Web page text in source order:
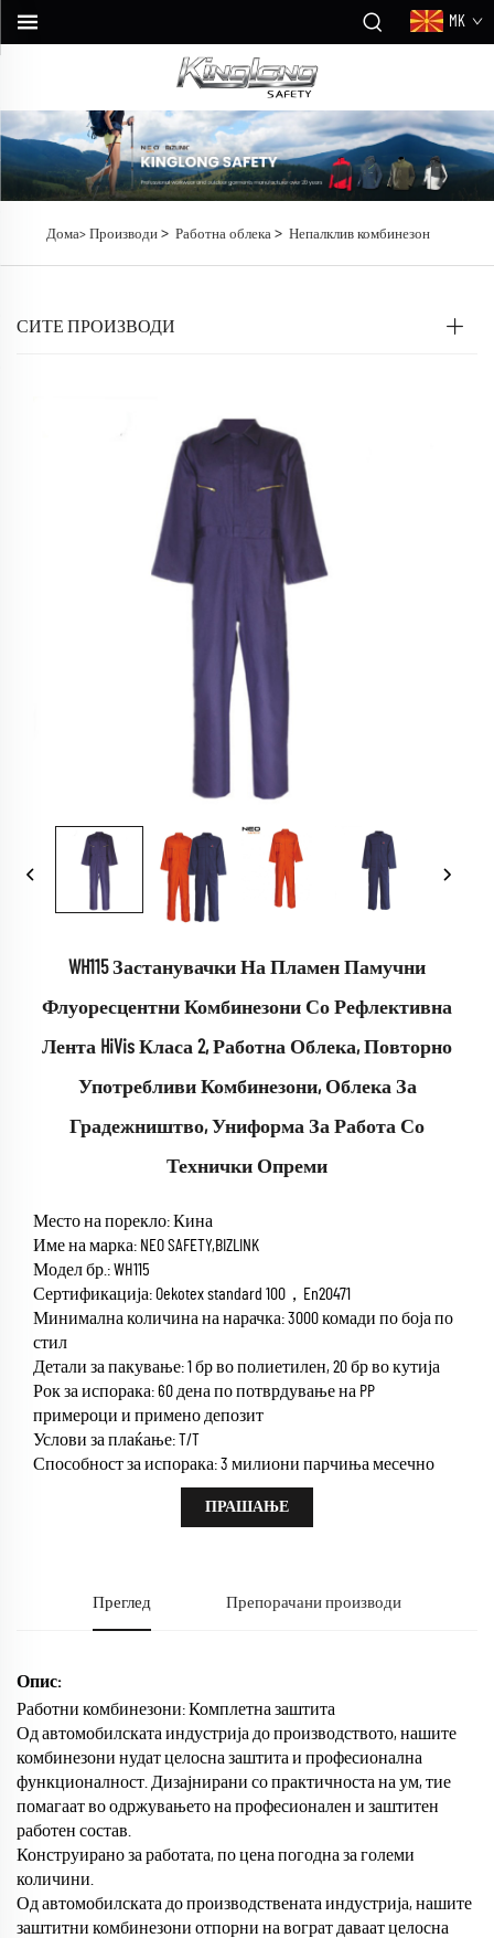
MK
Дома> Производи> Работна облека > Непалклив комбинезон
СИТЕ ПРОИЗВОДИ
WH115 Застанувачки На Пламен Памучни
Флуоресцентни Комбинезони Со Рефлективна
Лента HiVis Класа 2, Работна Облека, Повторно
Употребливи Комбинезони, Облека За
Градежништво, Униформа За Работа Со
Технички Опреми
Место на порекло: Кина
Име на марка: NEO SAFETY,BIZLINK
Модел бр.: WH115
Сертификација: Oekotex standard 100，En20471
Минимална количина на нарачка: 3000 комади по боја по
стил
Детали за пакување: 1 бр во полиетилен, 20 бр во кутија
Рок за испорака: 60 дена по потврдување на PP
примероци и примено депозит
Услови за плаќање: T/T
Способност за испорака: 3 милиони парчиња месечно
ПРАШАЊЕ
Преглед Препорачани производи
Опис:
Работни комбинезони: Комплетна заштита
Од автомобилската индустрија до производството, нашите
комбинезони нудат целосна заштита и професионална
функционалност. Дизајнирани со практичноста на ум, тие
помагаат во одржувањето на професионален и заштитен
работен состав.
Конструирано за работата, по цена погодна за големи
количини.
Од автомобилската до производствената индустрија, нашите
заштитни комбинезони отпорни на вограт даваат целосна